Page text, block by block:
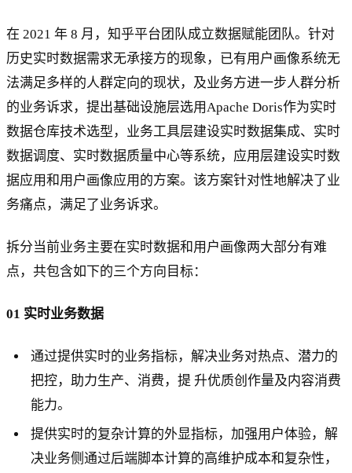
在 2021 年 8 月，知乎平台团队成立数据赋能团队。针对
历史实时数据需求无承接方的现象，已有用户画像系统无
法满足多样的人群定向的现状，及业务方进一步人群分析
的业务诉求，提出基础设施层选用Apache Doris作为实时
数据仓库技术选型，业务工具层建设实时数据集成、实时
数据调度、实时数据质量中心等系统，应用层建设实时数
据应用和用户画像应用的方案。该方案针对性地解决了业
务痛点，满足了业务诉求。
拆分当前业务主要在实时数据和用户画像两大部分有难
点，共包含如下的三个方向目标：
01 实时业务数据
通过提供实时的业务指标，解决业务对热点、潜力的
把控，助力生产、消费，提 升优质创作量及内容消费
能力。
提供实时的复杂计算的外显指标，加强用户体验，解
决业务侧通过后端脚本计算的高维护成本和复杂性，